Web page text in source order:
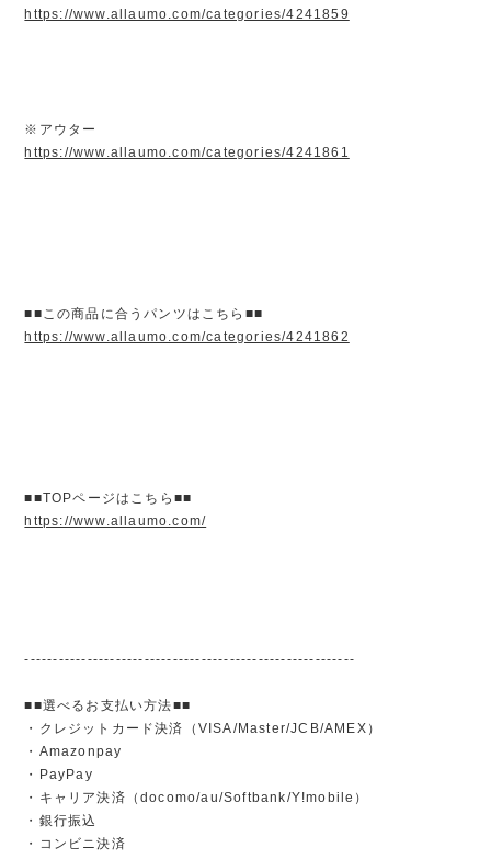
https://www.allaumo.com/categories/4241859
※アウター
https://www.allaumo.com/categories/4241861
■■この商品に合うパンツはこちら■■
https://www.allaumo.com/categories/4241862
■■TOPページはこちら■■
https://www.allaumo.com/
----------------------------------------------------------
■■選べるお支払い方法■■
・クレジットカード決済（VISA/Master/JCB/AMEX）
・Amazonpay
・PayPay
・キャリア決済（docomo/au/Softbank/Y!mobile）
・銀行振込
・コンビニ決済